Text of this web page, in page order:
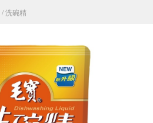
/ 洗碗精